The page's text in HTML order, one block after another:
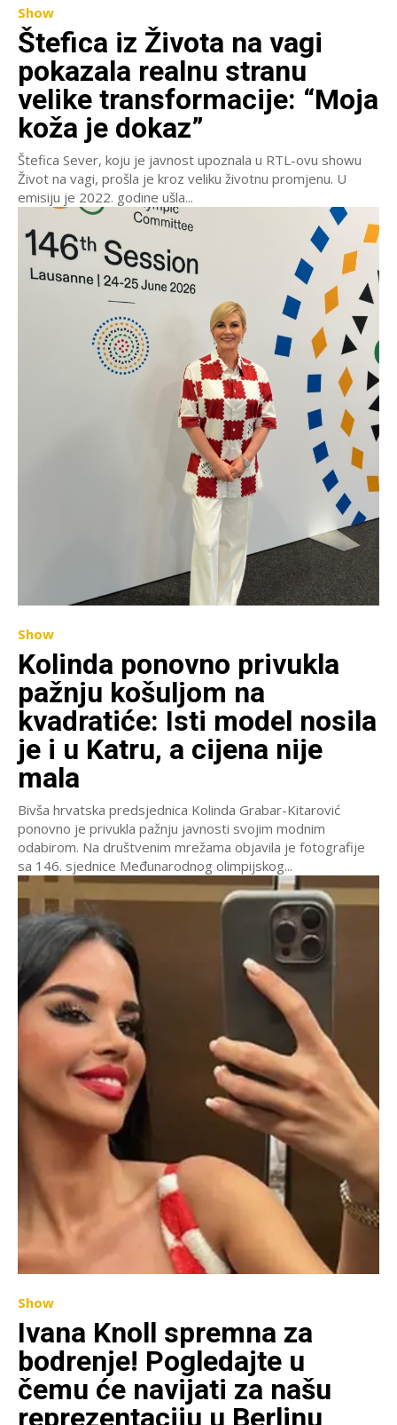
Show
Štefica iz Života na vagi
pokazala realnu stranu
velike transformacije: “Moja
koža je dokaz”
Štefica Sever, koju je javnost upoznala u RTL-ovu showu
Život na vagi, prošla je kroz veliku životnu promjenu. U
emisiju je 2022. godine ušla...
Show
Kolinda ponovno privukla
pažnju košuljom na
kvadratiće: Isti model nosila
je i u Katru, a cijena nije
mala
Bivša hrvatska predsjednica Kolinda Grabar-Kitarović
ponovno je privukla pažnju javnosti svojim modnim
odabirom. Na društvenim mrežama objavila je fotografije
sa 146. sjednice Međunarodnog olimpijskog...
Show
Ivana Knoll spremna za
bodrenje! Pogledajte u
čemu će navijati za našu
reprezentaciju u Berlinu